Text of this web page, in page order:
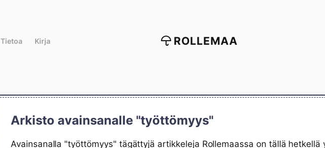
Tietoa Kirja ROLLEMAA
Arkisto avainsanalle "työttömyys"
Avainsanalla "työttömyys" tägättyjä artikkeleja Rollemaassa on tällä hetkellä